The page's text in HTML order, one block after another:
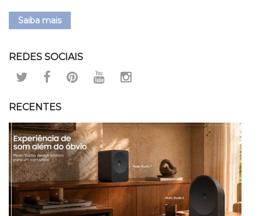
Saiba mais
REDES SOCIAIS
RECENTES